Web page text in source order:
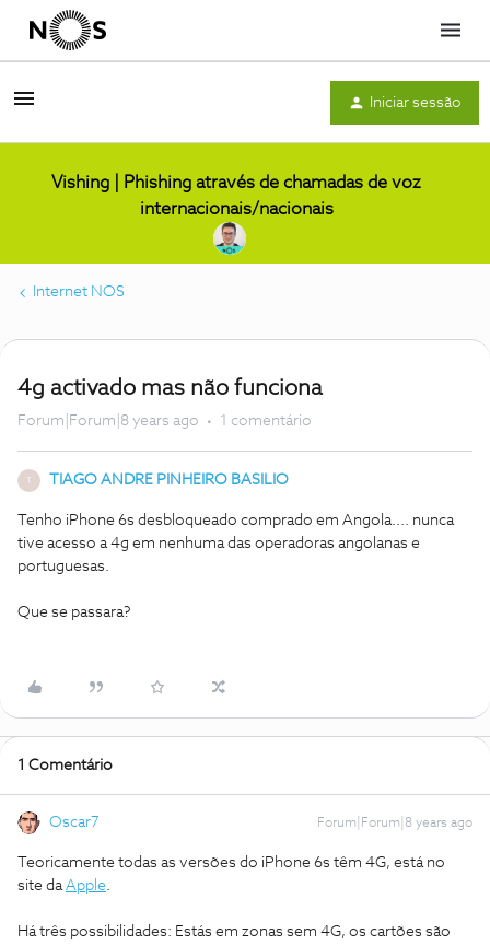
Menu
Iniciar sessão
Vishing | Phishing através de chamadas de voz
internacionais/nacionais
Internet NOS
4g activado mas não funciona
Forum|Forum|8 years ago 1 comentário
TIAGO ANDRE PINHEIRO BASILIO
Tenho iPhone 6s desbloqueado comprado em Angola.... nunca
tive acesso a 4g em nenhuma das operadoras angolanas e
portuguesas.
Que se passara?
1 Comentário
Oscar7 Forum|Forum|8 years ago
Teoricamente todas as versões do iPhone 6s têm 4G, está no
site daApple.
Há três possibilidades: Estás em zonas sem 4G, os cartões são